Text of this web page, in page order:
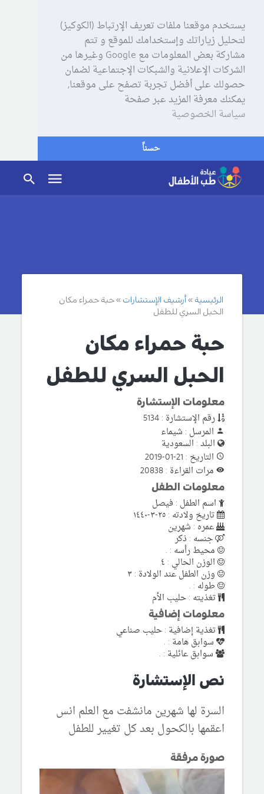
يستخدم موقعنا ملفات تعريف الإرتباط (الكوكيز)
لتحليل زياراتك وإستخدامك للموقع و تتم
مشاركة بعض المعلومات مع Google وغيرها من
الشركات الإعلانية والشبكات الإجتماعية لضمان
حصولك على أفضل تجربة تصفح على موقعنا,
يمكنك معرفة المزيد عبر صفحة
سياسة الخصوصية
حسناً
الرئيسية أرشيف الإستشارات
حبة حمراء مكان
الحبل السري للطفل
حبة حمراء مكان
الحبل السري للطفل
معلومات الإستشارة
رقم الإستشارة : 5134
المرسل : شيماء
البلد : السعودية
التاريخ : 21-01-2019
مرات القراءة : 20838
معلومات الطفل
اسم الطفل : فيصل
تاريخ ولادته : ٢٥-٣-١٤٤٠
عمره : شهرين
جنسه : ذكر
محيط رأسه : .
الوزن الحالي : ٤
وزن الطفل عند الولادة : ٣
طوله : .
تغذيته : حليب الأم
معلومات إضافية
تغذية إضافية : حليب صناعي
سوابق هامة : .
سوابق عائلية : .
نص الإستشارة
السرة لها شهرين مانشفت مع العلم انس
اعقمها بالكحول بعد كل تغيير للطفل
صورة مرفقة